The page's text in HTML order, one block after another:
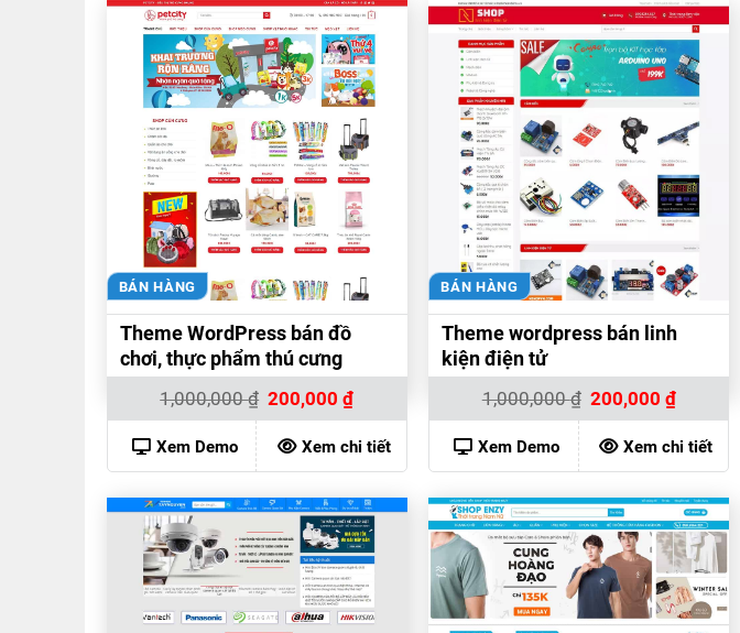
BÁN HÀNG
Theme WordPress bán đồ
chơi, thực phẩm thú cưng
1,000,000₫ Giá
1,000,000 ₫.
200,000₫Giá
là:
200,000 ₫.
Xem Demo Xem chi tiết
BÁN HÀNG
Theme wordpress bán linh
kiện điện tử
1,000,000₫ Giá
1,000,000 ₫.
200,000 ₫Giá
hiện
là:
200,000 ₫.
Xem Demo Xem chi tiết